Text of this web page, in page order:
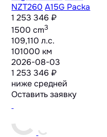
NZT260 A15G Packa
1 253 346 ₽
1500 cm3
109,110 л.с.
101000 км
2026-08-03
1 253 346 ₽
ниже средней
Оставить заявку